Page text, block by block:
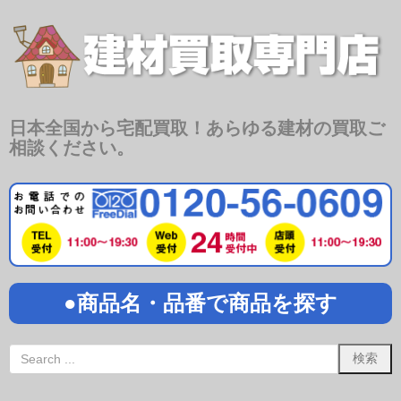
日本全国から宅配買取！あらゆる建材の買取ご
相談ください。
●商品名・品番で商品を探す